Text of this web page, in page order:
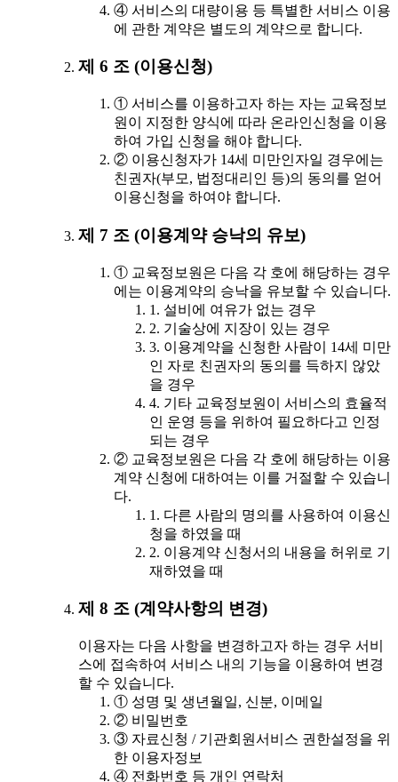
④ 서비스의 대량이용 등 특별한 서비스 이용
에 관한 계약은 별도의 계약으로 합니다.
제 6 조 (이용신청)
① 서비스를 이용하고자 하는 자는 교육정보
원이 지정한 양식에 따라 온라인신청을 이용
하여 가입 신청을 해야 합니다.
② 이용신청자가 14세 미만인자일 경우에는
친권자(부모, 법정대리인 등)의 동의를 얻어
이용신청을 하여야 합니다.
제 7 조 (이용계약 승낙의 유보)
① 교육정보원은 다음 각 호에 해당하는 경우
에는 이용계약의 승낙을 유보할 수 있습니다.
1. 설비에 여유가 없는 경우
2. 기술상에 지장이 있는 경우
3. 이용계약을 신청한 사람이 14세 미만
인 자로 친권자의 동의를 득하지 않았
을 경우
4. 기타 교육정보원이 서비스의 효율적
인 운영 등을 위하여 필요하다고 인정
되는 경우
② 교육정보원은 다음 각 호에 해당하는 이용
계약 신청에 대하여는 이를 거절할 수 있습니
다.
1. 다른 사람의 명의를 사용하여 이용신
청을 하였을 때
2. 이용계약 신청서의 내용을 허위로 기
재하였을 때
제 8 조 (계약사항의 변경)
이용자는 다음 사항을 변경하고자 하는 경우 서비
스에 접속하여 서비스 내의 기능을 이용하여 변경
할 수 있습니다.
① 성명 및 생년월일, 신분, 이메일
② 비밀번호
③ 자료신청 / 기관회원서비스 권한설정을 위
한 이용자정보
④ 전화번호 등 개인 연락처